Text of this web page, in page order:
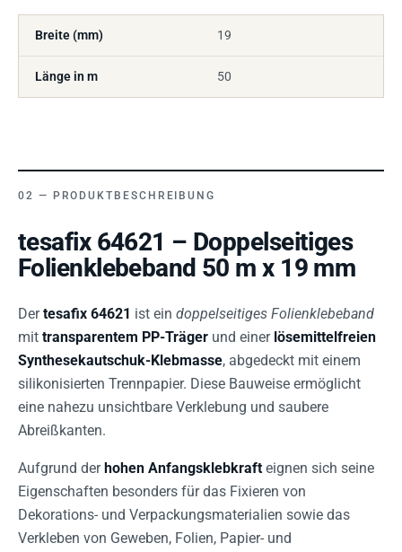
Breite (mm) 19
Länge in m 50
PRODUKTBESCHREIBUNG
tesafix 64621 – Doppelseitiges
Folienklebeband 50 m x 19 mm
Dertesafix 64621 ist ein doppelseitiges Folienklebeband
mit transparentem PP-Träger und einer lösemittelfreien
Synthesekautschuk-Klebmasse, abgedeckt mit einem
silikonisierten Trennpapier. Diese Bauweise ermöglicht
eine nahezu unsichtbare Verklebung und saubere
Abreißkanten.
Aufgrund derhohen Anfangsklebkraft eignen sich seine
Eigenschaften besonders für das Fixieren von
Dekorations- und Verpackungsmaterialien sowie das
Verkleben von Geweben, Folien, Papier- und